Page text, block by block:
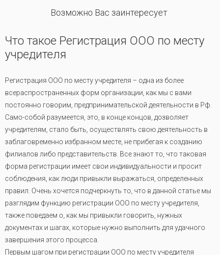
Возможно Вас заинтересует
Что такое Регистрация ООО по месту
учредителя
Регистрация ООО по месту учредителя – одна из более
всераспространенных форм организации, как мы с вами
постоянно говорим, предпринимательской деятельности в Рф.
Само-собой разумеется, это, в конце концов, дозволяет
учредителям, стало быть, осуществлять свою деятельность в
заблаговременно избранном месте, не прибегая к созданию
филиалов либо представительств. Все знают то, что таковая
форма регистрации имеет свои индивидуальности и просит
соблюдения, как люди привыкли выражаться, определенных
правил. Очень хочется подчеркнуть то, что в данной статье мы
разглядим функцию регистрации ООО по месту учредителя,
также поведаем о, как мы привыкли говорить, нужных
документах и шагах, которые нужно выполнить для удачного
завершения этого процесса.
Первым шагом при регистрации ООО по месту учредителя